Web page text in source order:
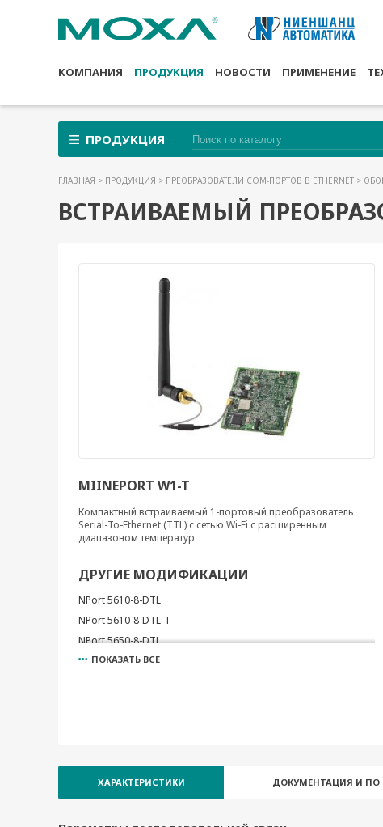
КОМПАНИЯ ПРОДУКЦИЯ НОВОСТИ ПРИМЕНЕНИЕ
ПРОДУКЦИЯ
ГЛАВНАЯ > ПРОДУКЦИЯ > ПРЕОБРАЗОВАТЕЛИ COM-ПОРТОВ В ETHERNET >
ВСТРАИВАЕМЫЙ
MIINEPORT W1-T
Компактный встраиваемый 1-портовый преобразователь
Serial-To-Ethernet (TTL) с сетью Wi-Fi с расширенным
диапазоном температур
ДРУГИЕ МОДИФИКАЦИИ
NPort 5610-8-DTL
NPort 5610-8-DTL-T
NPort 5650-8-DTL
NPort 5650-8-DTL-T
MiiNePort W1
NPort IA5450A-T-IEX
ПОКАЗАТЬ ВСЕ
ХАРАКТЕРИСТИКИ ДОКУМЕНТАЦИЯ И ПО